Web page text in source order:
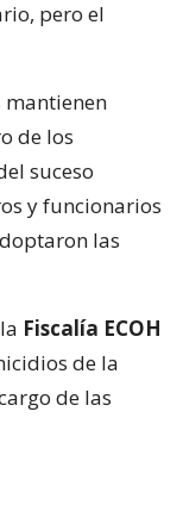
pero el
mantienen
de los
suceso
y funcionarios
las
Fiscalía ECOH
de la
de las